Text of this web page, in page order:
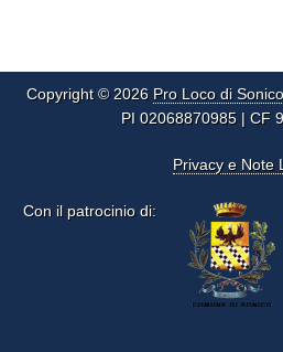
Copyright © 2026 Pro Loco di
PI 02068870985 | CF
Privacy e Note
Con il patrocinio di: